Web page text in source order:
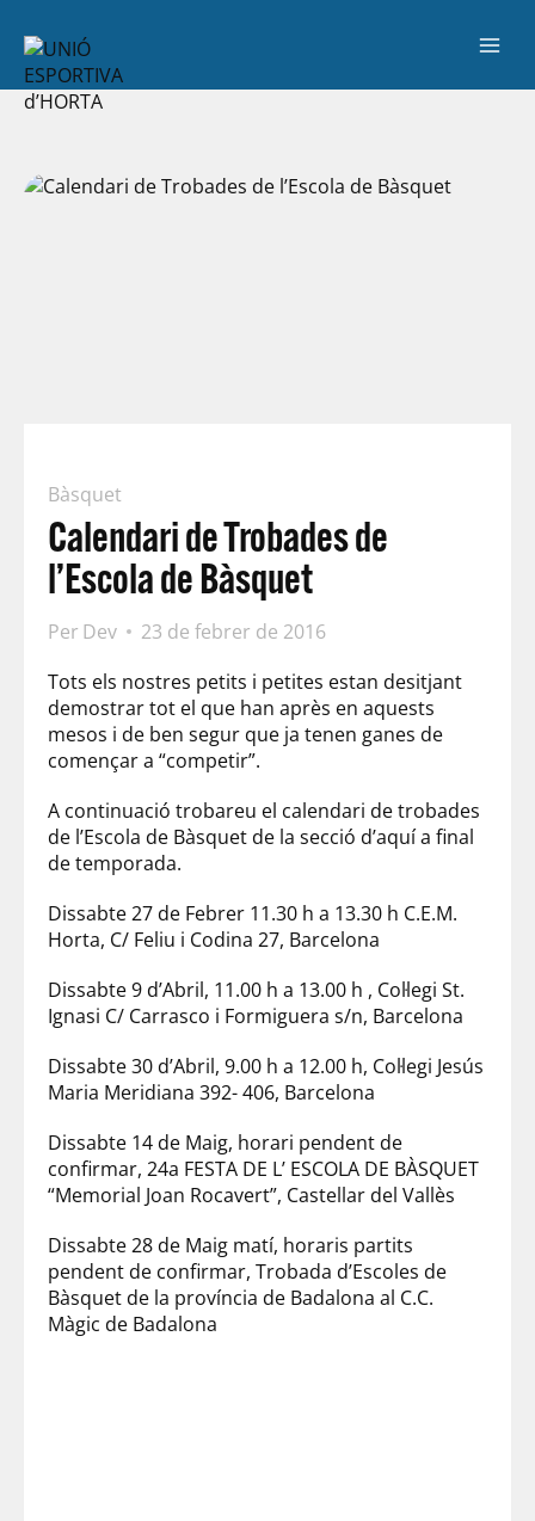
Bàsquet
Calendari de Trobades de
l’Escola de Bàsquet
Per Dev
23 de febrer de 2016
Tots els nostres petits i petites estan desitjant
demostrar tot el que han après en aquests
mesos i de ben segur que ja tenen ganes de
començar a “competir”.
A continuació trobareu el calendari de trobades
de l’Escola de Bàsquet de la secció d’aquí a final
de temporada.
Dissabte 27 de Febrer 11.30 h a 13.30 h C.E.M.
Horta, C/ Feliu i Codina 27, Barcelona
Dissabte 9 d’Abril, 11.00 h a 13.00 h , Col·legi St.
Ignasi C/ Carrasco i Formiguera s/n, Barcelona
Dissabte 30 d’Abril, 9.00 h a 12.00 h, Col·legi Jesús
Maria Meridiana 392- 406, Barcelona
Dissabte 14 de Maig, horari pendent de
confirmar, 24a FESTA DE L’ ESCOLA DE BÀSQUET
“Memorial Joan Rocavert”, Castellar del Vallès
Dissabte 28 de Maig matí, horaris partits
pendent de confirmar, Trobada d’Escoles de
Bàsquet de la província de Badalona al C.C.
Màgic de Badalona